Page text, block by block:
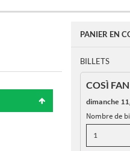
PANIER EN
BILLETS
COSÌ
dimanche
Nombre de